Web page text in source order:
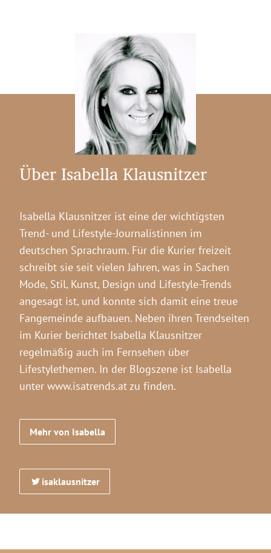
Über Isabella Klausnitzer
Isabella Klausnitzer ist eine der wichtigsten
Trend- und Lifestyle-Journalistinnen im
deutschen Sprachraum. Für die Kurier freizeit
schreibt sie seit vielen Jahren, was in Sachen
Mode, Stil, Kunst, Design und Lifestyle-Trends
angesagt ist, und konnte sich damit eine treue
Fangemeinde aufbauen. Neben ihren Trendseiten
im Kurier berichtet Isabella Klausnitzer
regelmäßig auch im Fernsehen über
Lifestylethemen. In der Blogszene ist Isabella
unter www.isatrends.at zu finden.
Mehr von Isabella
isaklausnitzer